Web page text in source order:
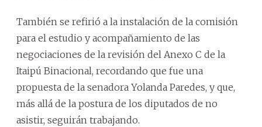
También se refirió a la instalación de la comisión
para el estudio y acompañamiento de las
negociaciones de la revisión del Anexo C de la
Itaipú Binacional, recordando que fue una
propuesta de la senadora Yolanda Paredes, y que,
más allá de la postura de los diputados de no
asistir, seguirán trabajando.